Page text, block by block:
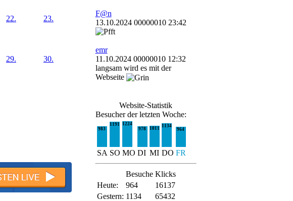
22. 23.
29. 30.
F@n
13.10.2024 00000010 23:42
emr
11.10.2024 00000010 12:32
langsam wird es mit der
Webseite
Website-Statistik
Besucher der letzten Woche:
983
1191
1224
978
1011 1134
964
SA SO MO DI MI DO FR
Besuche Klicks
Heute:
964
16137
Gestern: 1134 65432